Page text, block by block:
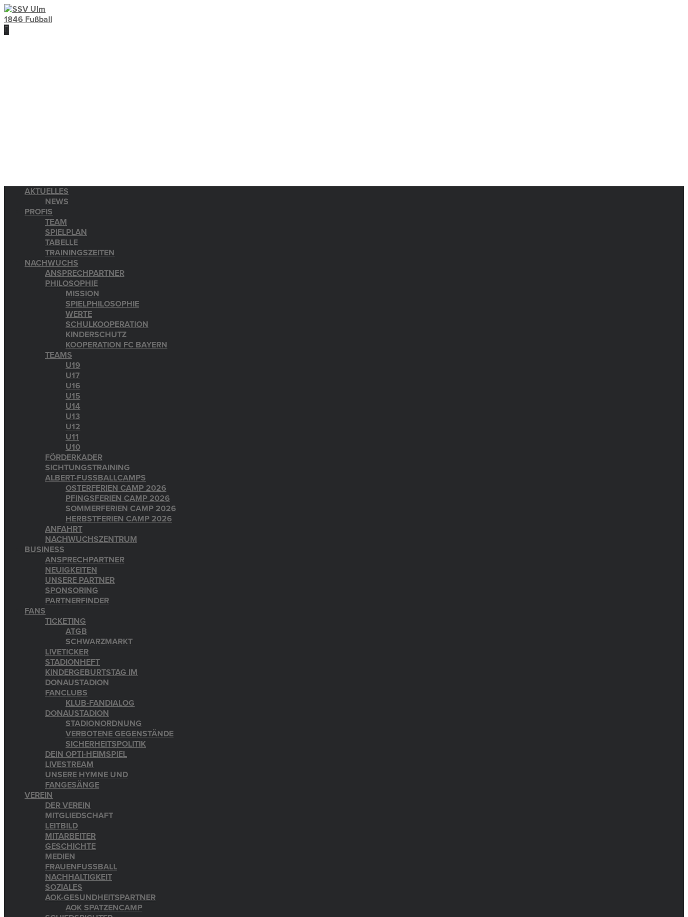
AKTUELLES
NEWS
PROFIS
TEAM
SPIELPLAN
TABELLE
TRAININGSZEITEN
NACHWUCHS
ANSPRECHPARTNER
PHILOSOPHIE
MISSION
SPIELPHILOSOPHIE
WERTE
SCHULKOOPERATION
KINDERSCHUTZ
KOOPERATION FC BAYERN
TEAMS
U19
U17
U16
U15
U14
U13
U12
U11
U10
FÖRDERKADER
SICHTUNGSTRAINING
ALBERT-FUSSBALLCAMPS
OSTERFERIEN CAMP 2026
PFINGSFERIEN CAMP 2026
SOMMERFERIEN CAMP 2026
HERBSTFERIEN CAMP 2026
ANFAHRT
NACHWUCHSZENTRUM
BUSINESS
ANSPRECHPARTNER
NEUIGKEITEN
UNSERE PARTNER
SPONSORING
PARTNERFINDER
FANS
TICKETING
ATGB
SCHWARZMARKT
LIVETICKER
STADIONHEFT
KINDERGEBURTSTAG IM
DONAUSTADION
FANCLUBS
KLUB-FANDIALOG
DONAUSTADION
STADIONORDNUNG
VERBOTENE GEGENSTÄNDE
SICHERHEITSPOLITIK
DEIN OPTI-HEIMSPIEL
LIVESTREAM
UNSERE HYMNE UND
FANGESÄNGE
VEREIN
DER VEREIN
MITGLIEDSCHAFT
LEITBILD
MITARBEITER
GESCHICHTE
MEDIEN
FRAUENFUSSBALL
NACHHALTIGKEIT
SOZIALES
AOK-GESUNDHEITSPARTNER
AOK SPATZENCAMP